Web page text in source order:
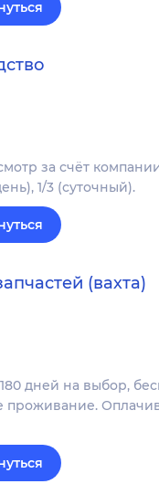
за счёт
1/3 (суточный).
(вахта)
дней на выбор,
проживание.